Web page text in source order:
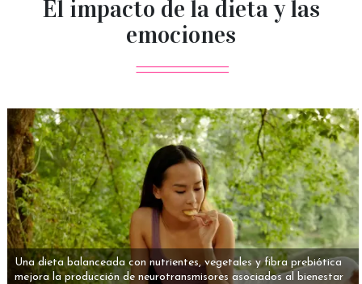
El impacto de la dieta y las
emociones
Una dieta balanceada con nutrientes, vegetales y fibra prebiótica
mejora la producción de neurotransmisores asociados al bienestar